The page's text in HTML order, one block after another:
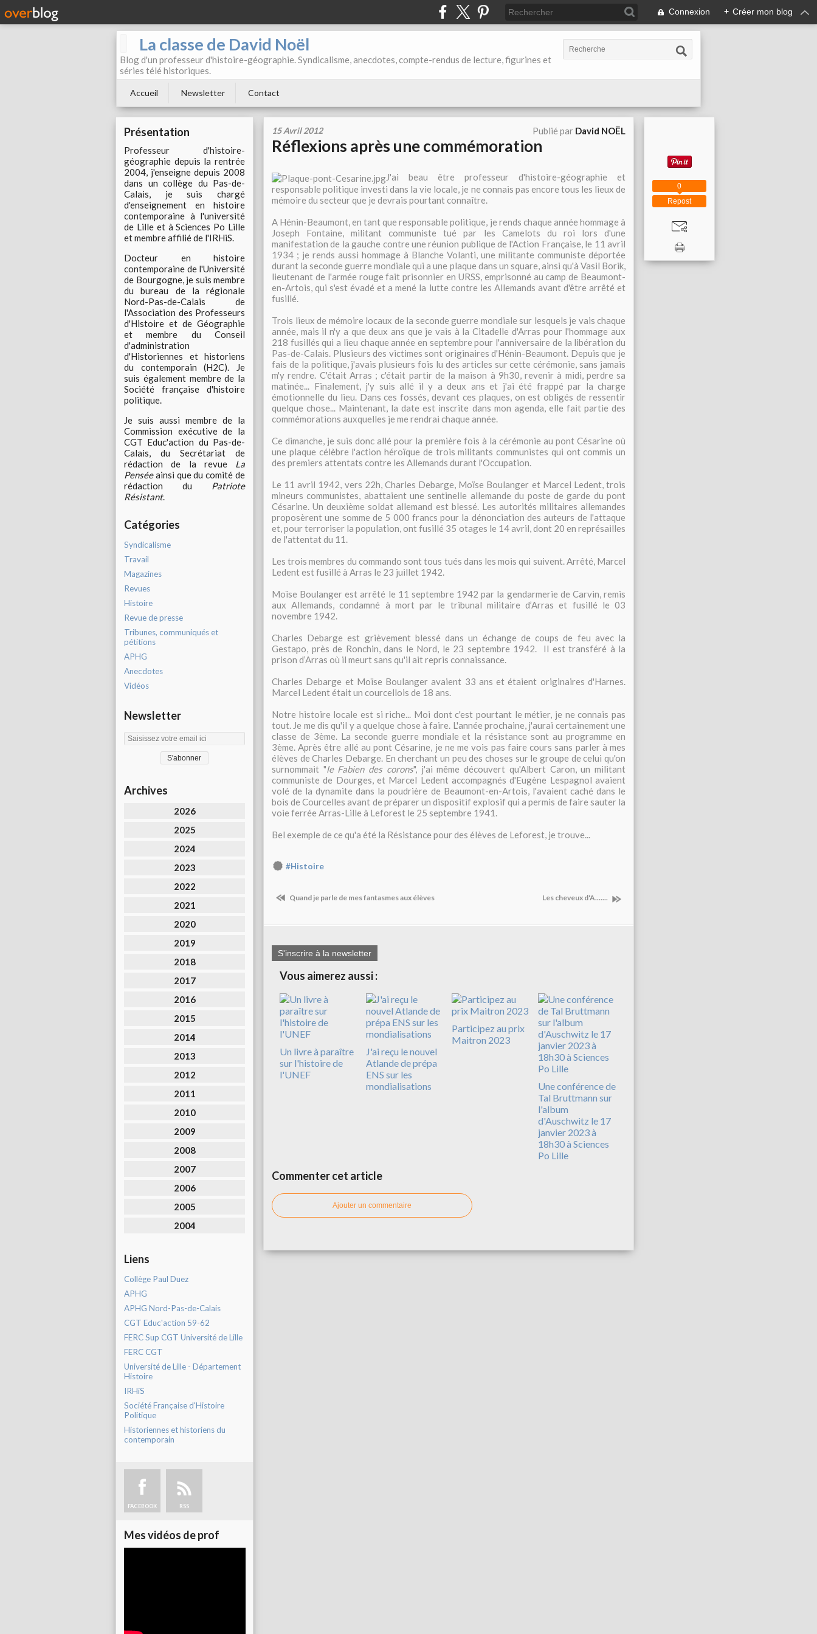
Connexion + Créer mon blog
La classe de David Noël
Blog d'un professeur d'histoire-géographie. Syndicalisme, anecdotes, compte-rendus de lecture, figurines et
séries télé historiques.
Accueil Newsletter Contact
Présentation
Professeur d'histoire-
géographie depuis la rentrée
2004, j'enseigne depuis 2008
dans un collège du Pas-de-
Calais, je suis chargé
d'enseignement en histoire
contemporaine à l'université
de Lille et à Sciences Po Lille
et membre affilié de l'IRHiS.
Docteur en histoire
contemporaine de l'Université
de Bourgogne, je suis membre
du bureau de la régionale
Nord-Pas-de-Calais de
l'Association des Professeurs
d'Histoire et de Géographie
et membre du Conseil
d'administration
d'Historiennes et historiens
du contemporain (H2C). Je
suis également membre de la
Société française d'histoire
politique.
Je suis aussi membre de la
Commission exécutive de la
CGT Educ'action du Pas-de-
Calais, du Secrétariat de
rédaction de la revue La
Penséeainsi que du comité de
rédaction du Patriote
Résistant.
Catégories
Syndicalisme
Travail
Magazines
Revues
Histoire
Revue de presse
Tribunes, communiqués et
pétitions
APHG
Anecdotes
Vidéos
Newsletter
Archives
2026
2025
2024
2023
2022
2021
2020
2019
2018
2017
2016
2015
2014
2013
2012
2011
2010
2009
2008
2007
2006
2005
2004
Liens
Collège Paul Duez
APHG
APHG Nord-Pas-de-Calais
CGT Educ'action 59-62
FERC Sup CGT Université de Lille
FERC CGT
Université de Lille - Département
Histoire
IRHiS
Société Française d'Histoire
Politique
Historiennes et historiens du
contemporain
FACEBOOK RSS
Mes vidéos de prof
15 Avril 2012 Publié par David NOËL
Réflexions après une commémoration
J'ai beau être professeur d'histoire-géographie et
responsable politique investi dans la vie locale, je ne connais pas encore tous les lieux de
mémoire du secteur que je devrais pourtant connaître.
A Hénin-Beaumont, en tant que responsable politique, je rends chaque année hommage à
Joseph Fontaine, militant communiste tué par les Camelots du roi lors d'une
manifestation de la gauche contre une réunion publique de l'Action Française, le 11 avril
1934 ; je rends aussi hommage à Blanche Volanti, une militante communiste déportée
durant la seconde guerre mondiale qui a une plaque dans un square, ainsi qu'à Vasil Borik,
lieutenant de l'armée rouge fait prisonnier en URSS, emprisonné au camp de Beaumont-
en-Artois, qui s'est évadé et a mené la lutte contre les Allemands avant d'être arrêté et
fusillé.
Trois lieux de mémoire locaux de la seconde guerre mondiale sur lesquels je vais chaque
année, mais il n'y a que deux ans que je vais à la Citadelle d'Arras pour l'hommage aux
218 fusillés qui a lieu chaque année en septembre pour l'anniversaire de la libération du
Pas-de-Calais. Plusieurs des victimes sont originaires d'Hénin-Beaumont. Depuis que je
fais de la politique, j'avais plusieurs fois lu des articles sur cette cérémonie, sans jamais
m'y rendre. C'était Arras ; c'était partir de la maison à 9h30, revenir à midi, perdre sa
matinée... Finalement, j'y suis allé il y a deux ans et j'ai été frappé par la charge
émotionnelle du lieu. Dans ces fossés, devant ces plaques, on est obligés de ressentir
quelque chose... Maintenant, la date est inscrite dans mon agenda, elle fait partie des
commémorations auxquelles je me rendrai chaque année.
Ce dimanche, je suis donc allé pour la première fois à la cérémonie au pont Césarine où
une plaque célèbre l'action héroïque de trois militants communistes qui ont commis un
des premiers attentats contre les Allemands durant l'Occupation.
Le 11 avril 1942, vers 22h, Charles Debarge, Moïse Boulanger et Marcel Ledent, trois
mineurs communistes, abattaient une sentinelle allemande du poste de garde du pont
Césarine. Un deuxième soldat allemand est blessé. Les autorités militaires allemandes
proposèrent une somme de 5 000 francs pour la dénonciation des auteurs de l'attaque
et, pour terroriser la population, ont fusillé 35 otages le 14 avril, dont 20 en représailles
de l'attentat du 11.
Les trois membres du commando sont tous tués dans les mois qui suivent. Arrêté, Marcel
Ledent est fusillé à Arras le 23 juillet 1942.
Moïse Boulanger est arrêté le 11 septembre 1942 par la gendarmerie de Carvin, remis
aux Allemands, condamné à mort par le tribunal militaire d’Arras et fusillé le 03
novembre 1942.
Charles Debarge est grièvement blessé dans un échange de coups de feu avec la
Gestapo, près de Ronchin, dans le Nord, le 23 septembre 1942. Il est transféré à la
prison d’Arras où il meurt sans qu'il ait repris connaissance.
Charles Debarge et Moïse Boulanger avaient 33 ans et étaient originaires d'Harnes.
Marcel Ledent était un courcellois de 18 ans.
Notre histoire locale est si riche... Moi dont c'est pourtant le métier, je ne connais pas
tout. Je me dis qu'il y a quelque chose à faire. L'année prochaine, j'aurai certainement une
classe de 3ème. La seconde guerre mondiale et la résistance sont au programme en
3ème. Après être allé au pont Césarine, je ne me vois pas faire cours sans parler à mes
élèves de Charles Debarge. En cherchant un peu des choses sur le groupe de celui qu'on
surnommait "le Fabien des corons", j'ai même découvert qu'Albert Caron, un militant
communiste de Dourges, et Marcel Ledent accompagnés d'Eugène Lespagnol avaient
volé de la dynamite dans la poudrière de Beaumont-en-Artois, l'avaient caché dans le
bois de Courcelles avant de préparer un dispositif explosif qui a permis de faire sauter la
voie ferrée Arras-Lille à Leforest le 25 septembre 1941.
Bel exemple de ce qu'a été la Résistance pour des élèves de Leforest, je trouve...
#Histoire
Quand je parle de mes fantasmes aux élèves Les cheveux d'A.......
S'inscrire à la newsletter
Vous aimerez aussi :
Un livre à paraître
sur l'histoire de
l'UNEF
J'ai reçu le nouvel
Atlande de prépa
ENS sur les
mondialisations
Participez au prix
Maitron 2023
Une conférence de
Tal Bruttmann sur
l'album
d'Auschwitz le 17
janvier 2023 à
18h30 à Sciences
Po Lille
Commenter cet article
Ajouter un commentaire
Repost
0